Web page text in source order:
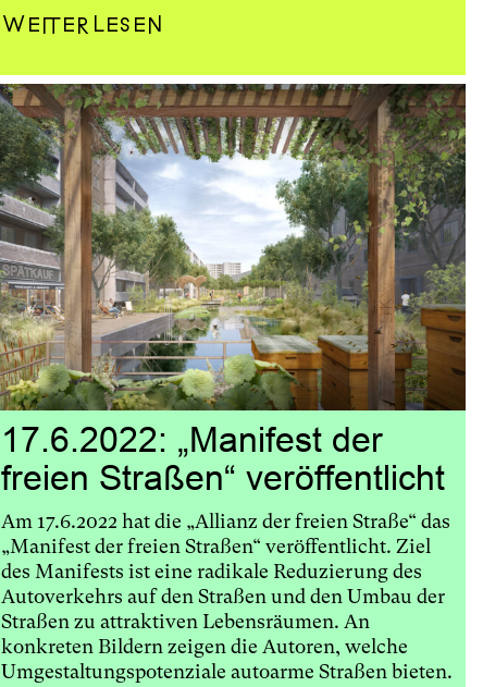
Weiterlesen
17.6.2022: „Manifest der
freien Straßen“ veröffentlicht
Am 17.6.2022 hat die „Allianz der freien Straße“ das
„Manifest der freien Straßen“ veröffentlicht. Ziel
des Manifests ist eine radikale Reduzierung des
Autoverkehrs auf den Straßen und den Umbau der
Straßen zu attraktiven Lebensräumen. An
konkreten Bildern zeigen die Autoren, welche
Umgestaltungspotenziale autoarme Straßen bieten.